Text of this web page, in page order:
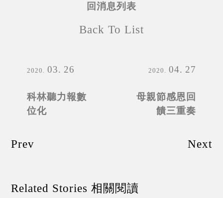
2020 03 26
科林聽力報數
位化
Prev
回消息列表
Back To List
2020 04 27
母親節感恩回
饋三重奏
Next
Related Stories 相關閱讀